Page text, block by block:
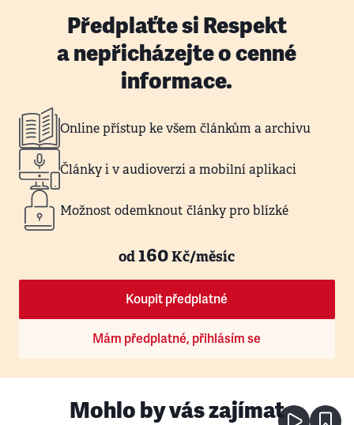
Předplaťte si Respekt
a nepřicházejte o cenné
informace.
Online přístup ke všem článkům a archivu
Články i v audioverzi a mobilní aplikaci
Možnost odemknout články pro blízké
od160Kč/měsíc
Koupit předplatné
Mám předplatné, přihlásím se
Mohlo by vás zajímat